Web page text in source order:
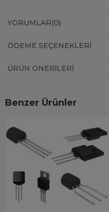
YORUMLAR(0)
ÖDEME SEÇENEKLERI
ÜRÜN ÖNERILERI
Benzer Ürünler